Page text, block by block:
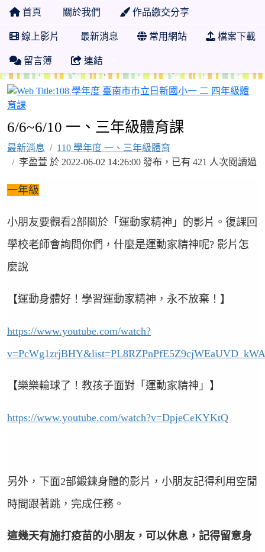
首頁 關於我們 作品繳交分享
線上影片 最新消息 常用網站 檔案下載
留言簿 連結
6/6~6/10 一、三年級體育課
最新消息
110 學年度 一、三年級體育
李盈萱 於 2022-06-02 14:26:00 發布，已有 421 人次閱讀過
一年級
小朋友要觀看2部關於「運動家精神」的影片。復課回
學校老師會詢問你們，什麼是運動家精神呢? 影片怎
麼說
【運動身體好！學習運動家精神，永不放棄！】
https://www.youtube.com/watch?
【樂樂輸球了！教孩子面對「運動家精神」】
https://www.youtube.com/watch?v=DpjeCeKYKtQ
另外，下面2部鍛鍊身體的影片，小朋友記得利用空閒
時間跟著跳，完成任務。
這幾天有施打疫苗的小朋友，可以休息，記得留意身